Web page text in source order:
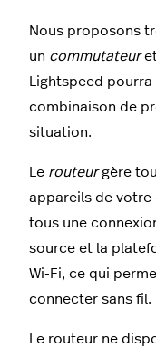
Nous proposons
un commutateur
Lightspeed
combinaison de
situation.
Le routeurgère
appareils de votre
tous une
source et la
Wi-Fi, ce qui
connecter sans fil.
Le routeur ne